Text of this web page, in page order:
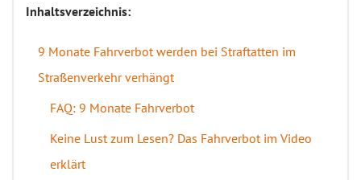
Inhaltsverzeichnis:
9 Monate Fahrverbot werden bei Straftatten im
Straßenverkehr verhängt
FAQ: 9 Monate Fahrverbot
Keine Lust zum Lesen? Das Fahrverbot im Video
erklärt